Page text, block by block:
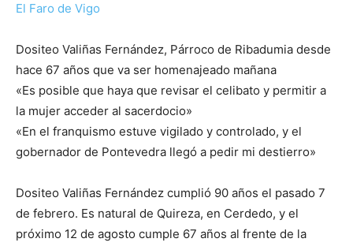
El Faro de Vigo
Dositeo Valiñas Fernández, Párroco de Ribadumia desde
hace 67 años que va ser homenajeado mañana
«Es posible que haya que revisar el celibato y permitir a
la mujer acceder al sacerdocio»
«En el franquismo estuve vigilado y controlado, y el
gobernador de Pontevedra llegó a pedir mi destierro»
Dositeo Valiñas Fernández cumplió 90 años el pasado 7
de febrero. Es natural de Quireza, en Cerdedo, y el
próximo 12 de agosto cumple 67 años al frente de la